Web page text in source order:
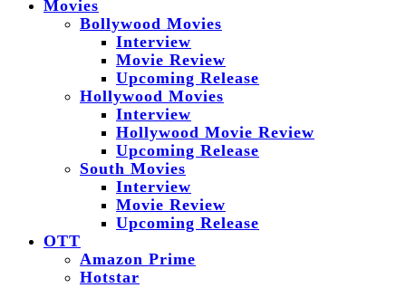
Movies
Bollywood Movies
Interview
Movie Review
Upcoming Release
Hollywood Movies
Interview
Hollywood Movie Review
Upcoming Release
South Movies
Interview
Movie Review
Upcoming Release
OTT
Amazon Prime
Hotstar